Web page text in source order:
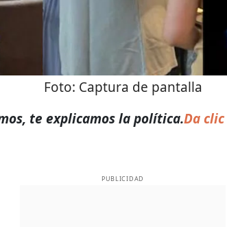
Foto: Captura de pantalla
te explicamos la política.Da
PUBLICIDAD